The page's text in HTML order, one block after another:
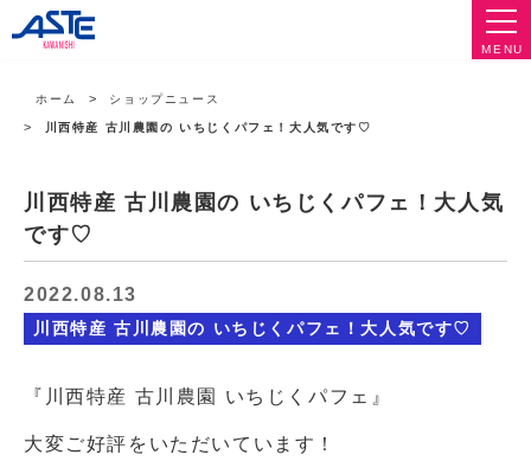
MENU
ホーム ショップニュース
川西特産 古川農園の いちじくパフェ！大人気です♡
川西特産 古川農園の いちじくパフェ！大人気
です♡
2022.08.13
川西特産 古川農園の いちじくパフェ！大人気です♡
『川西特産 古川農園 いちじくパフェ』
大変ご好評をいただいています！